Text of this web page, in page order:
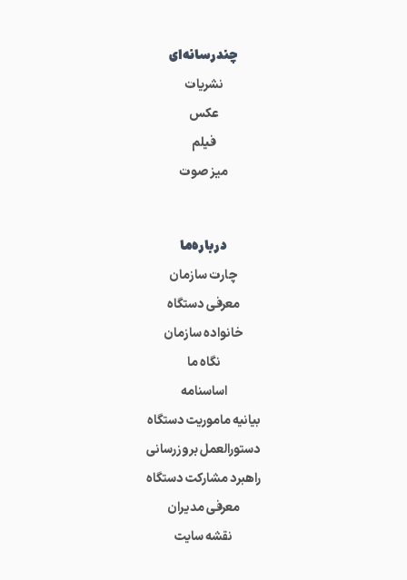
چندرسانه‌ای
نشریات
عکس
فیلم
میز صوت
درباره‌ما
چارت سازمان
معرفی دستگاه
خانواده سازمان
نگاه ما
اساسنامه
بیانیه ماموریت دستگاه
دستورالعمل بروزرسانی
راهبرد مشارکت دستگاه
معرفی مدیران
نقشه سایت